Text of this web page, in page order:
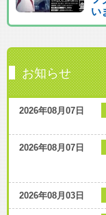
い
お知らせ
2026年08月07日
2026年08月07日
2026年08月03日